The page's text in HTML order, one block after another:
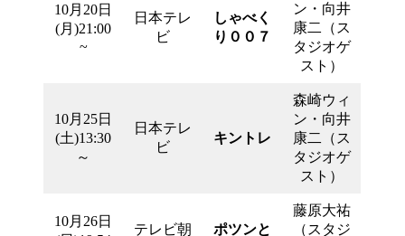
10月20日
(月)21:00
~
日本テレ
ビ
しゃべく
り００７
ン・向井
康二（ス
タジオゲ
スト）
10月25日
(土)13:30
～
日本テレ
ビ
キントレ
森崎ウィ
ン・向井
康二（ス
タジオゲ
スト）
10月26日
テレビ朝 ポツンと
藤原大祐
（スタジ